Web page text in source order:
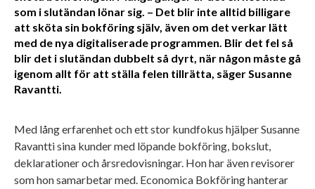
som i slutändan lönar sig. – Det blir inte alltid billigare
att sköta sin bokföring själv, även om det verkar lätt
med de nya digitaliserade programmen. Blir det fel så
blir det i slutändan dubbelt så dyrt, när någon måste gå
igenom allt för att ställa felen tillrätta, säger Susanne
Ravantti.
Med lång erfarenhet och ett stor kundfokus hjälper Susanne
Ravantti sina kunder med löpande bokföring, bokslut,
deklarationer och årsredovisningar. Hon har även revisorer
som hon samarbetar med. Economica Bokföring hanterar